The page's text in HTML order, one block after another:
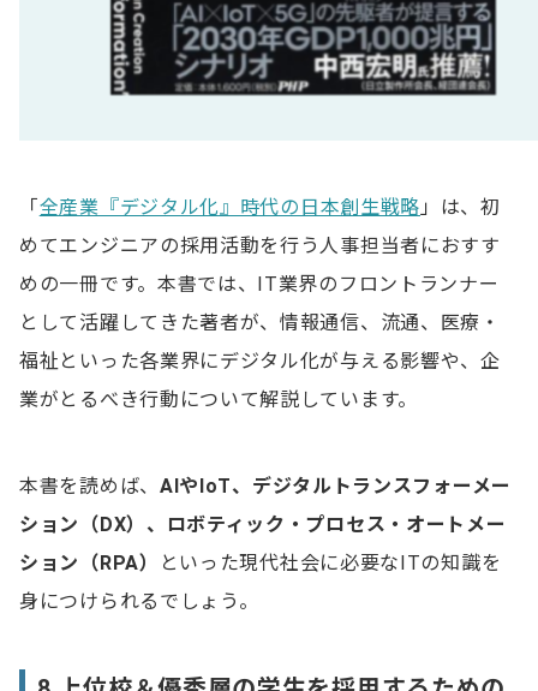
「全産業『デジタル化』時代の日本創生戦略 」は、初
めてエンジニアの採用活動を行う人事担当者におすす
めの一冊です。本書では、IT業界のフロントランナー
として活躍してきた著者が、情報通信、流通、医療・
福祉といった各業界にデジタル化が与える影響や、企
業がとるべき行動について解説しています。
本書を読めば、 AIやIoT、デジタルトランスフォーメー
ション（DX）、ロボティック・プロセス・オートメー
ション（RPA）
といった現代社会に必要なITの知識を
身につけられるでしょう。